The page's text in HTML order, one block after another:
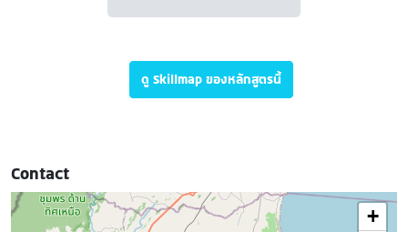
ดู Skillmap ของหลักสูตรนี้
Contact
+